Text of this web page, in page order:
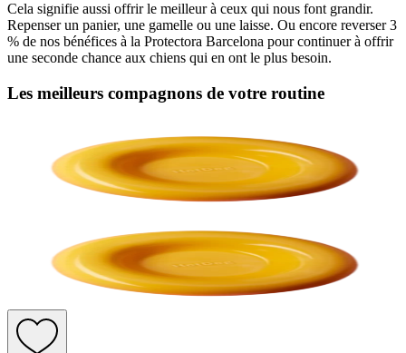
Cela signifie aussi offrir le meilleur à ceux qui nous font grandir.
Repenser un panier, une gamelle ou une laisse. Ou encore reverser 3
% de nos bénéfices à la Protectora Barcelona pour continuer à offrir
une seconde chance aux chiens qui en ont le plus besoin.
Les meilleurs compagnons de votre routine